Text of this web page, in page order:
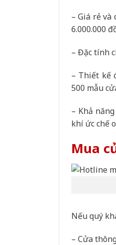
– Giá rẻ
6.000.000
– Đặc tính
– Thiết kế
500 mẫu
– Khả
khí ức chế
Mua
Nếu quý
– Cửa